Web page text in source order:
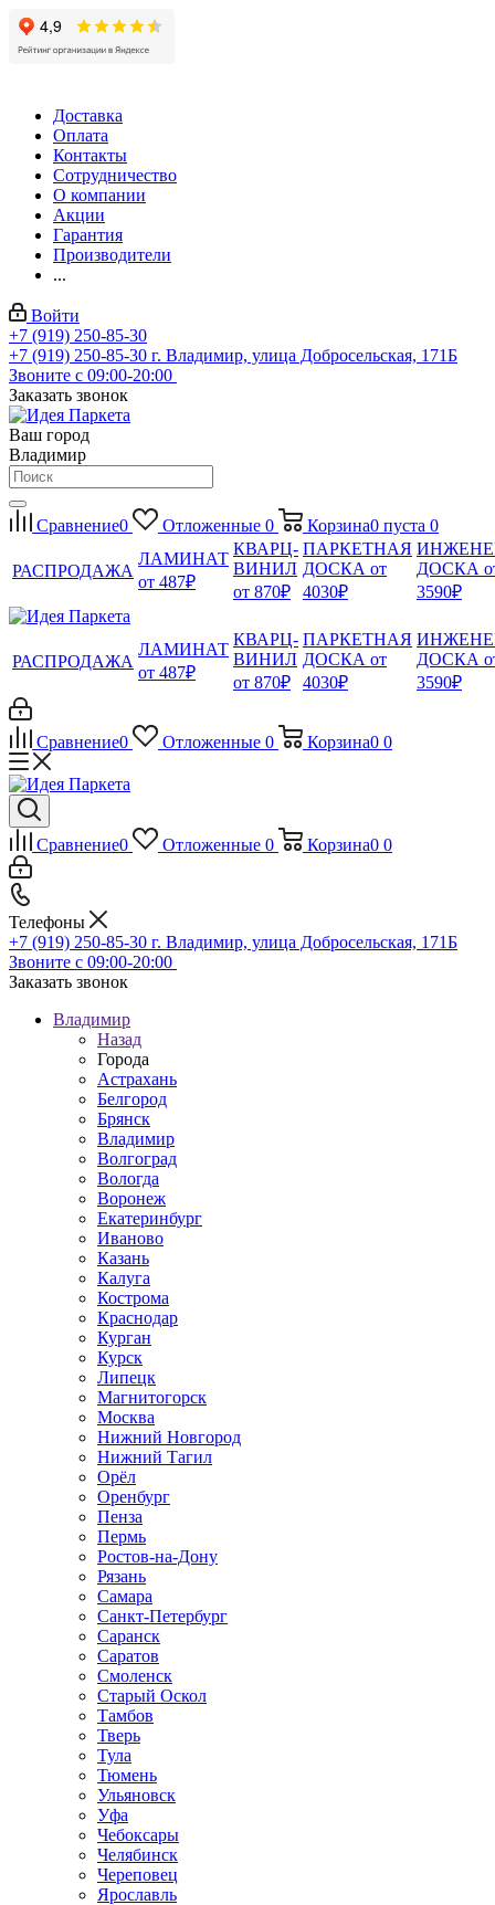
Доставка
Оплата
Контакты
Сотрудничество
О компании
Акции
Гарантия
Производители
...
Войти
+7 (919) 250-85-30
+7 (919) 250-85-30 г. Владимир, улица Добросельская, 171Б
Звоните с 09:00-20:00
Заказать звонок
Ваш город
Владимир
Сравнение0 Отложенные 0 Корзина0 пуста 0
РАСПРОДАЖА
ЛАМИНАТ
от 487₽
КВАРЦ-
ВИНИЛ
от 870₽
ПАРКЕТНАЯ
ДОСКА от
4030₽
ДОСКА
3590₽
РАСПРОДАЖА
ЛАМИНАТ
от 487₽
КВАРЦ-
ВИНИЛ
от 870₽
ПАРКЕТНАЯ
ДОСКА от
4030₽
ДОСКА
3590₽
Сравнение0 Отложенные 0 Корзина0 0
Сравнение0 Отложенные 0 Корзина0 0
Телефоны
+7 (919) 250-85-30 г. Владимир, улица Добросельская, 171Б
Звоните с 09:00-20:00
Заказать звонок
Владимир
Назад
Города
Астрахань
Белгород
Брянск
Владимир
Волгоград
Вологда
Воронеж
Екатеринбург
Иваново
Казань
Калуга
Кострома
Краснодар
Курган
Курск
Липецк
Магнитогорск
Москва
Нижний Новгород
Нижний Тагил
Орёл
Оренбург
Пенза
Пермь
Ростов‑на‑Дону
Рязань
Самара
Санкт‑Петербург
Саранск
Саратов
Смоленск
Старый Оскол
Тамбов
Тверь
Тула
Тюмень
Ульяновск
Уфа
Чебоксары
Челябинск
Череповец
Ярославль